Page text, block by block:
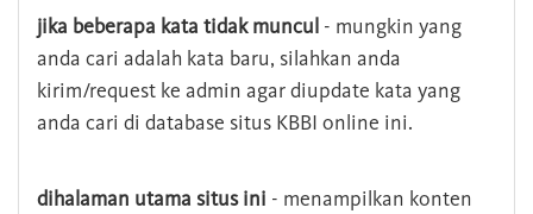
jika beberapa kata tidak muncul - mungkin yang
anda cari adalah kata baru, silahkan anda
kirim/request ke admin agar diupdate kata yang
anda cari di database situs KBBI online ini.
dihalaman utama situs ini - menampilkan konten